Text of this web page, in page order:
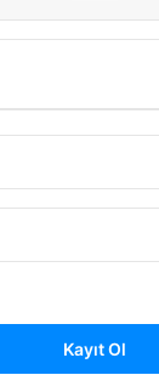
Kayıt Ol